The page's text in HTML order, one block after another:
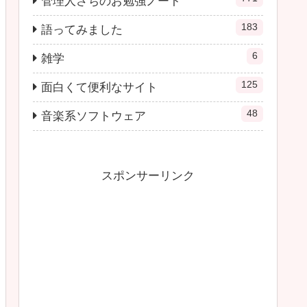
語ってみました 183
雑学 6
面白くて便利なサイト 125
音楽系ソフトウェア 48
スポンサーリンク